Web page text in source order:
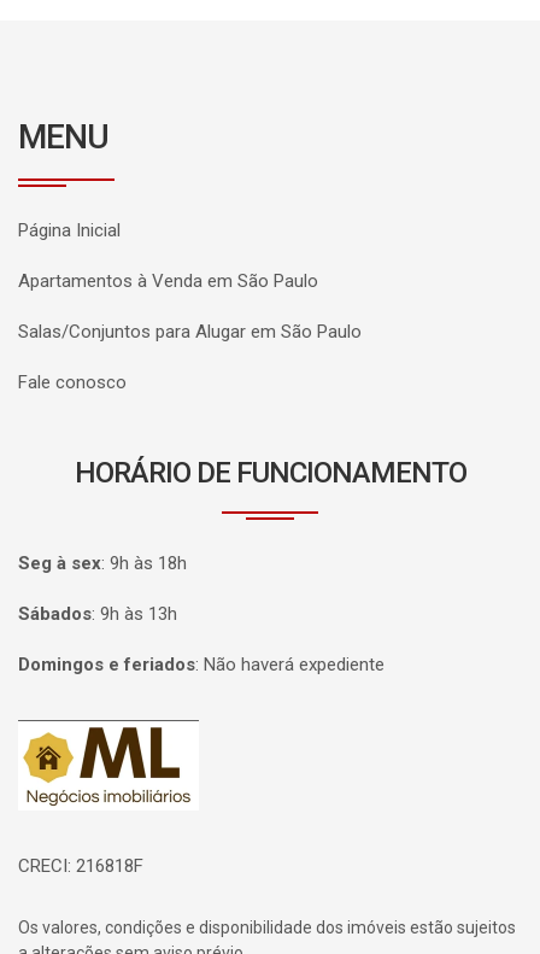
MENU
Página Inicial
Apartamentos à Venda em São Paulo
Salas/Conjuntos para Alugar em São Paulo
Fale conosco
HORÁRIO DE FUNCIONAMENTO
Seg à sex: 9h às 18h
Sábados: 9h às 13h
Domingos e feriados: Não haverá expediente
Página inicial
CRECI: 216818F
Os valores, condições e disponibilidade dos imóveis estão sujeitos